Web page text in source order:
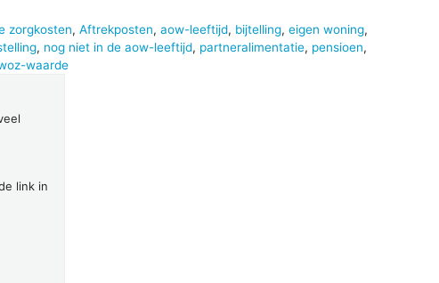
zorgkosten, Aftrekposten, aow-leeftijd, bijtelling, eigen woning,
, nog niet in de aow-leeftijd, partneralimentatie, pensioen,
waarde
link in